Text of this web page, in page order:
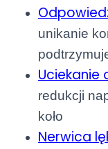
unikanie
Uciekanie
redukcji
koło
Nerwica